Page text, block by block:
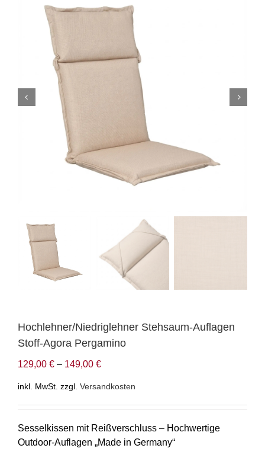
Hochlehner/Niedriglehner Stehsaum-Auflagen
Stoff-Agora Pergamino
129,00 € – 149,00 €
inkl. MwSt. zzgl. Versandkosten
Sesselkissen mit Reißverschluss – Hochwertige
Outdoor-Auflagen „Made in Germany“